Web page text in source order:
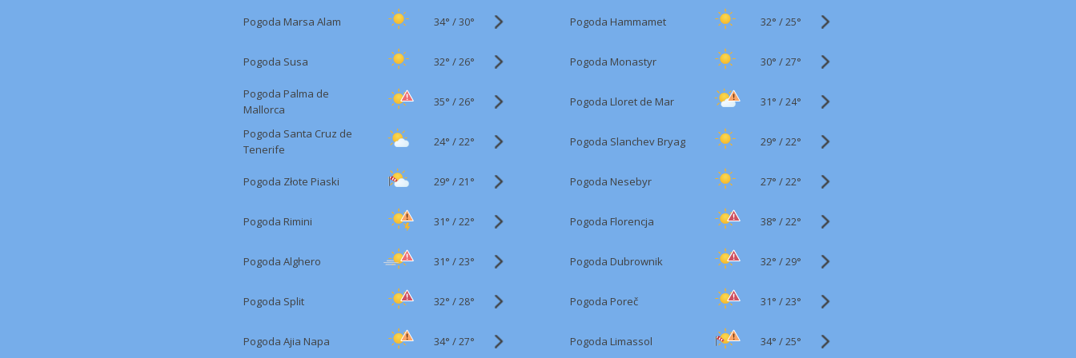
Pogoda Marsa Alam 34° /30° Pogoda Hammamet 32° /25°
Pogoda Susa 32° /26° Pogoda Monastyr 30° /27°
Pogoda Palma de
Mallorca
35° /26° Pogoda Lloret de Mar 31° /24°
Pogoda Santa Cruz de
Tenerife
24° /22° Pogoda Slanchev Bryag 29° /22°
Pogoda Złote Piaski 29° /21° Pogoda Nesebyr 27° /22°
Pogoda Rimini 31° /22° Pogoda Florencja 38° /22°
Pogoda Alghero 31° /23° Pogoda Dubrownik 32° /29°
Pogoda Split 32° /28° Pogoda Poreč 31° /23°
Pogoda Ajia Napa 34° /27° Pogoda Limassol 34° /25°